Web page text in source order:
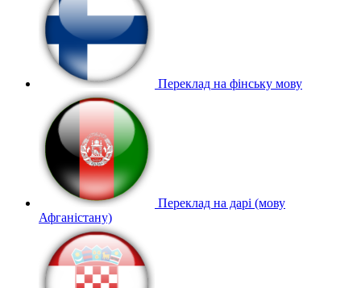
Переклад на фінську мову
Переклад на дарі (мову
Афганістану)